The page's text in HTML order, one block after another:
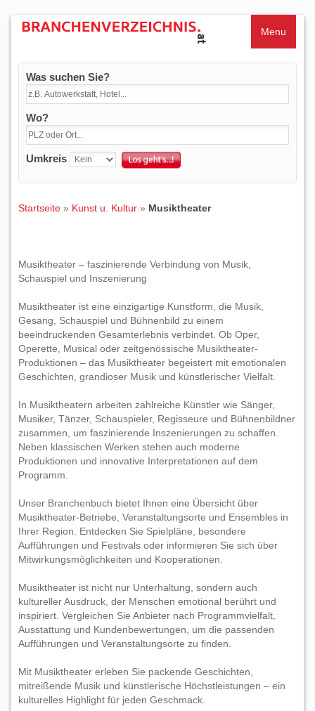
Menu
Was suchen Sie?
Wo?
Umkreis
Startseite » Kunst u. Kultur » Musiktheater
Musiktheater – faszinierende Verbindung von Musik,
Schauspiel und Inszenierung
Musiktheater ist eine einzigartige Kunstform, die Musik,
Gesang, Schauspiel und Bühnenbild zu einem
beeindruckenden Gesamterlebnis verbindet. Ob Oper,
Operette, Musical oder zeitgenössische Musiktheater-
Produktionen – das Musiktheater begeistert mit emotionalen
Geschichten, grandioser Musik und künstlerischer Vielfalt.
In Musiktheatern arbeiten zahlreiche Künstler wie Sänger,
Musiker, Tänzer, Schauspieler, Regisseure und Bühnenbildner
zusammen, um faszinierende Inszenierungen zu schaffen.
Neben klassischen Werken stehen auch moderne
Produktionen und innovative Interpretationen auf dem
Programm.
Unser Branchenbuch bietet Ihnen eine Übersicht über
Musiktheater-Betriebe, Veranstaltungsorte und Ensembles in
Ihrer Region. Entdecken Sie Spielpläne, besondere
Aufführungen und Festivals oder informieren Sie sich über
Mitwirkungsmöglichkeiten und Kooperationen.
Musiktheater ist nicht nur Unterhaltung, sondern auch
kultureller Ausdruck, der Menschen emotional berührt und
inspiriert. Vergleichen Sie Anbieter nach Programmvielfalt,
Ausstattung und Kundenbewertungen, um die passenden
Aufführungen und Veranstaltungsorte zu finden.
Mit Musiktheater erleben Sie packende Geschichten,
mitreißende Musik und künstlerische Höchstleistungen – ein
kulturelles Highlight für jeden Geschmack.